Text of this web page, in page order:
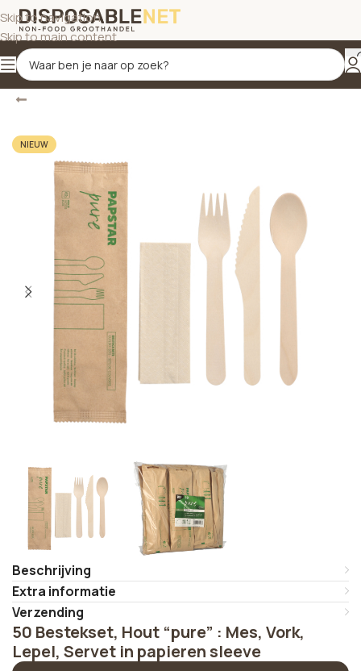
Skip to navigation
Skip to main content
Terug Home/Bestek
NIEUW
Beschrijving
Extra informatie
Verzending
50 Bestekset, Hout “pure” : Mes, Vork,
Lepel, Servet in papieren sleeve